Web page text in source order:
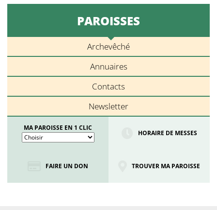
PAROISSES
Archevêché
Annuaires
Contacts
Newsletter
MA PAROISSE EN 1 CLIC
HORAIRE DE MESSES
FAIRE UN DON TROUVER MA PAROISSE